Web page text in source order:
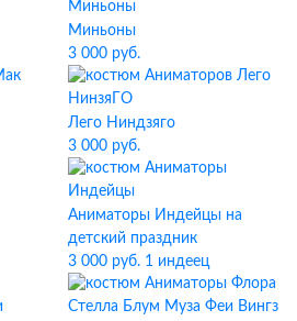
Миньоны
3 000 руб.
Лего Ниндзяго
3 000 руб.
Аниматоры Индейцы на
детский праздник
3 000 руб. 1 индеец